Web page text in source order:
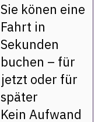
Sie könen eine
Fahrt in
Sekunden
buchen – für
jetzt oder für
später
Kein Aufwand